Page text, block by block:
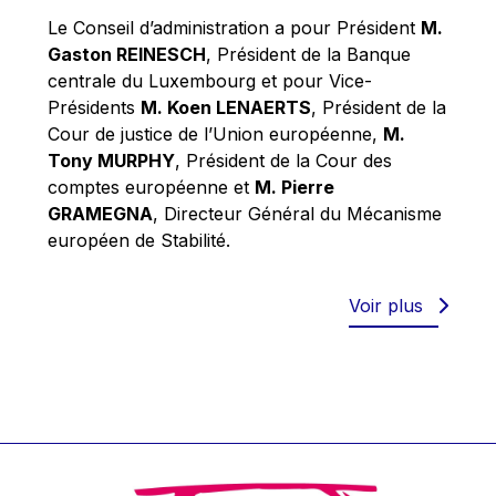
Pat Cox
Patrizia Nanz
Philippe Maystadt
Pierre Gramegna
Richard Pelly
Robert Goebbels
Robert REYNDERS
Timothy Radcliffe
Vaclav Klaus
Le Conseil d’administration a pour Président M.
Gaston REINESCH, Président de la Banque
centrale du Luxembourg et pour Vice-
Présidents M. Koen LENAERTS, Président de la
Cour de justice de l’Union européenne, M.
Tony MURPHY, Président de la Cour des
comptes européenne et M. Pierre
GRAMEGNA, Directeur Général du Mécanisme
européen de Stabilité.
Voir plus